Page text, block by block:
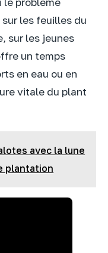
les feuilles du
sur les jeunes
un temps
en eau ou en
vitale du plant
avec la lune
plantation